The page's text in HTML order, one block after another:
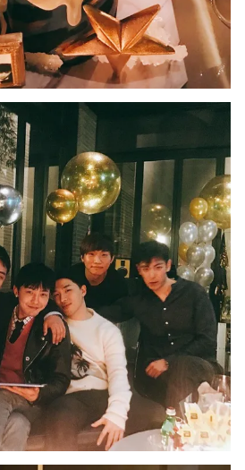
VTV Thể thao
Bất động sản
Tấm lòng Việt
Vươn mình bằng AI
VTV8
English